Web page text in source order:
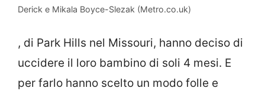
Derick e Mikala Boyce-Slezak (Metro.co.uk)
, di Park Hills nel Missouri, hanno deciso di
uccidere il loro bambino di soli 4 mesi. E
per farlo hanno scelto un modo folle e